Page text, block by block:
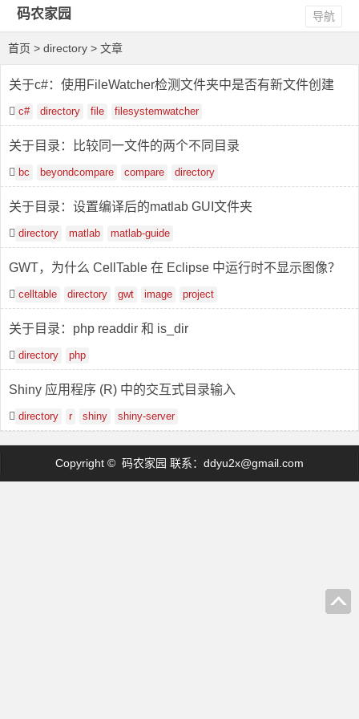
码农家园 导航
首页 > directory > 文章
关于c#：使用FileWatcher检测文件夹中是否有新文件创建
c# directory file filesystemwatcher
关于目录：比较同一文件的两个不同目录
bc beyondcompare compare directory
关于目录：设置编译后的matlab GUI文件夹
directory matlab matlab-guide
GWT，为什么 CellTable 在 Eclipse 中运行时不显示图像？
celltable directory gwt image project
关于目录：php readdir 和 is_dir
directory php
Shiny 应用程序 (R) 中的交互式目录输入
directory r shiny shiny-server
Copyright © 码农家园 联系： ddyu2x@gmail.com